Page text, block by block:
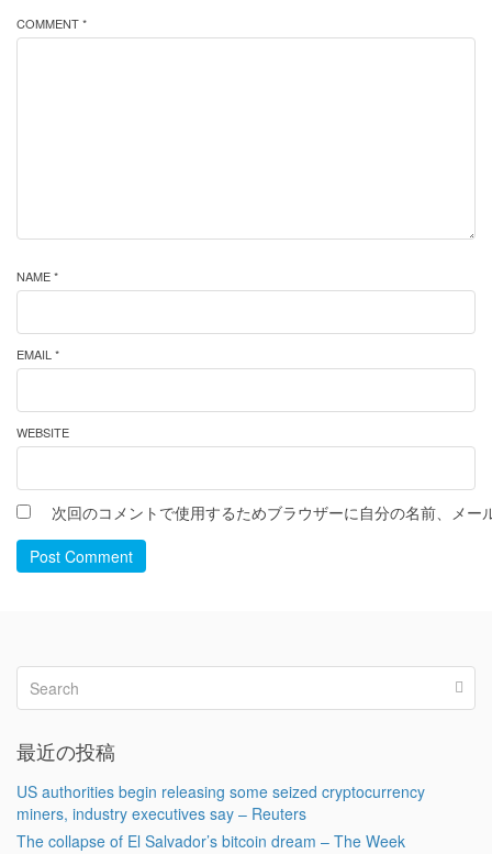
COMMENT *
NAME *
EMAIL *
WEBSITE
次回のコメントで使用するためブラウザーに自分の名前、メー
Post Comment
最近の投稿
US authorities begin releasing some seized cryptocurrency
miners, industry executives say – Reuters
The collapse of El Salvador’s bitcoin dream – The Week